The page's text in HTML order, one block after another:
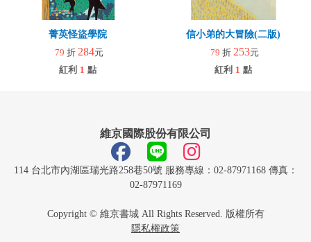
菁英怪盜學院
79 折 284元
紅利 1 點
信小弟的大冒險(二版)
79 折 253元
紅利 1 點
維京國際股份有限公司
114 台北市內湖區瑞光路258巷50號 服務專線：02-87971168 傳真：
02-87971169
Copyright © 維京書城 All Rights Reserved. 版權所有
隱私權政策